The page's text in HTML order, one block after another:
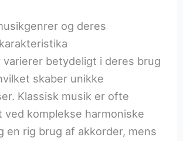
og deres
varierer betydeligt i deres brug
skaber unikke
Klassisk musik er ofte
ved komplekse harmoniske
en rig brug af akkorder, mens